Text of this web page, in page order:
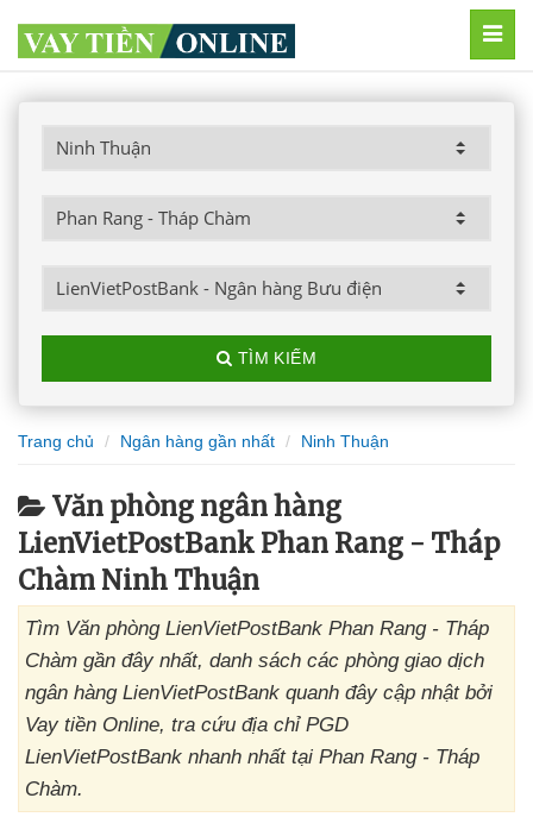
TÌM KIẾM
Trang chủ Ngân hàng gần nhất Ninh Thuận
Văn phòng ngân hàng
LienVietPostBank Phan Rang - Tháp
Chàm Ninh Thuận
Tìm Văn phòng LienVietPostBank Phan Rang - Tháp
Chàm gần đây nhất, danh sách các phòng giao dịch
ngân hàng LienVietPostBank quanh đây cập nhật bởi
Vay tiền Online, tra cứu địa chỉ PGD
LienVietPostBank nhanh nhất tại Phan Rang - Tháp
Chàm.